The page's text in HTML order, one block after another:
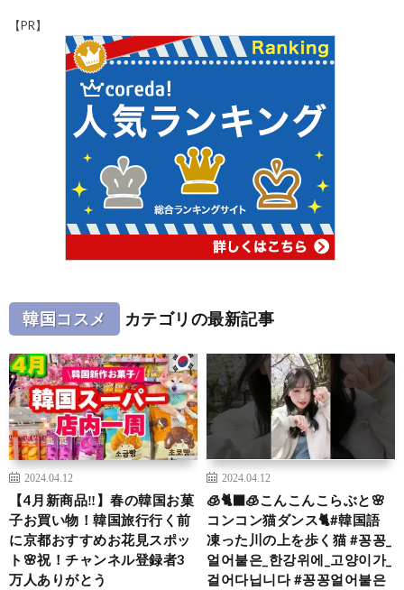
【PR】
韓国コスメ カテゴリの最新記事
2024.04.12
【4月新商品‼️】春の韓国お菓
子お買い物！韓国旅行行く前
に京都おすすめお花見スポッ
ト🌸祝！チャンネル登録者3
万人ありがとう
2024.04.12
🧊🐈‍⬛🧊こんこんこらぶと🌸
コンコン猫ダンス🐈#韓国語
凍った川の上を歩く猫 #꽁꽁_
얼어붙은_한강위에_고양이가_
걸어다닙니다 #꽁꽁얼어붙은